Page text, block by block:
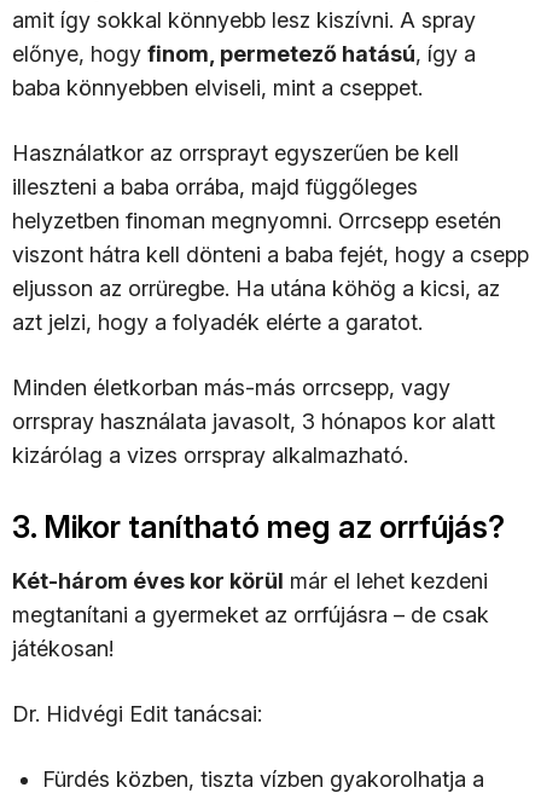
amit így sokkal könnyebb lesz kiszívni. A spray
előnye, hogy finom, permetező hatású, így a
baba könnyebben elviseli, mint a cseppet.
Használatkor az orrsprayt egyszerűen be kell
illeszteni a baba orrába, majd függőleges
helyzetben finoman megnyomni. Orrcsepp esetén
viszont hátra kell dönteni a baba fejét, hogy a csepp
eljusson az orrüregbe. Ha utána köhög a kicsi, az
azt jelzi, hogy a folyadék elérte a garatot.
Minden életkorban más-más orrcsepp, vagy
orrspray használata javasolt, 3 hónapos kor alatt
kizárólag a vizes orrspray alkalmazható.
3. Mikor tanítható meg az orrfújás?
Két-három éves kor körül már el lehet kezdeni
megtanítani a gyermeket az orrfújásra – de csak
játékosan!
Dr. Hidvégi Edit tanácsai:
Fürdés közben, tiszta vízben gyakorolhatja a